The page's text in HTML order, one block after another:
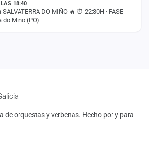
LAS 18:40
DO MIÑO 🔥 ⏰ 22:30H · PASE
do Miño (PO)
de orquestas y verbenas. Hecho por y para